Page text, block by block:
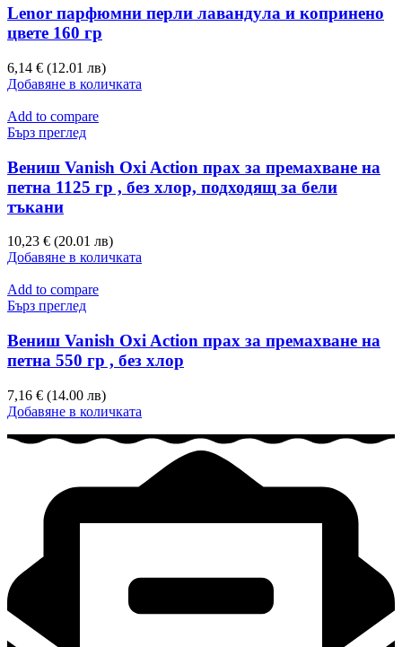
Lenor парфюмни перли лавандула и копринено
цвете 160 гр
6,14 € (12.01 лв)
Добавяне в количката
Add to compare
Бърз преглед
Вениш Vanish Oxi Action прах за премахване на
петна 1125 гр , без хлор, подходящ за бели
тъкани
10,23 € (20.01 лв)
Добавяне в количката
Add to compare
Бърз преглед
Вениш Vanish Oxi Action прах за премахване на
петна 550 гр , без хлор
7,16 € (14.00 лв)
Добавяне в количката